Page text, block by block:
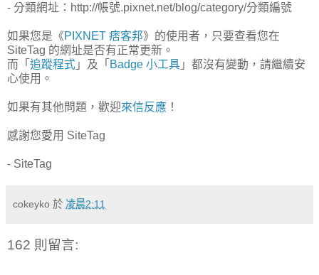
- 分類網址：http://帳號.pixnet.net/blog/category/分類編號
如果您是《PIXNET 痞客邦》的使用者，只要查看您在
SiteTag 的網址是否有正常更新。
而「 追蹤程式 」及「 Badge 小工具 」都沒有變動，請繼續安
心使用。
如果有其他問題，歡迎來信反應 ！
感謝您愛用 SiteTag
- SiteTag
cokeyko 於 凌晨2:11
162 則留言: